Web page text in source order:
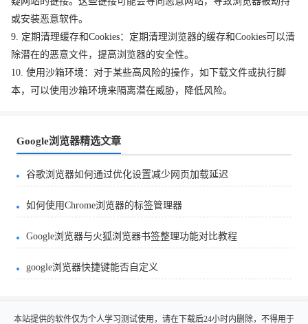
或安装恶意软件。
9. 定期清理缓存和Cookies：定期清理浏览器的缓存和Cookies可以清
除潜在的恶意文件，提高浏览器的安全性。
10. 使用沙箱环境：对于某些高风险的操作，如下载文件或执行脚
本，可以使用沙箱环境来隔离潜在威胁，降低风险。
Google浏览器精选文章
谷歌浏览器如何通过优化设置减少网页加载延迟
如何使用Chrome浏览器的标签管理器
Google浏览器与火狐浏览器书签整理功能对比教程
google浏览器快捷键能否自定义
本站提供的软件仅为个人学习测试使用，请在下载后24小时内删除，不得用于